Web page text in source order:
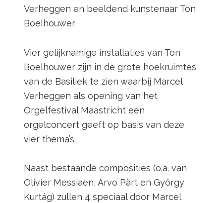
Verheggen en beeldend kunstenaar Ton
Boelhouwer.
Vier gelijknamige installaties van Ton
Boelhouwer zijn in de grote hoekruimtes
van de Basiliek te zien waarbij Marcel
Verheggen als opening van het
Orgelfestival Maastricht een
orgelconcert geeft op basis van deze
vier thema’s.
Naast bestaande composities (o.a. van
Olivier Messiaen, Arvo Pärt en György
Kurtág) zullen 4 speciaal door Marcel